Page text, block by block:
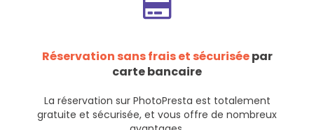
Réservation sans frais et sécuriséepar
carte bancaire
La réservation sur PhotoPresta est totalement
gratuite et sécurisée, et vous offre de nombreux